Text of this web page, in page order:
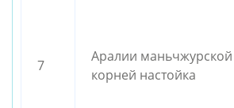
7
Аралии маньчжурской
корней настойка